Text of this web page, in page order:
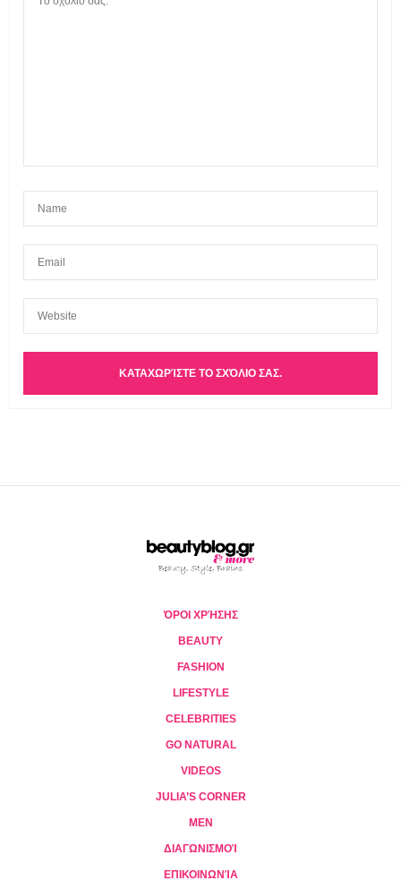
ΌΡΟΙ ΧΡΉΣΗΣ
BEAUTY
FASHION
LIFESTYLE
CELEBRITIES
GO NATURAL
VIDEOS
JULIA’S CORNER
MEN
ΔΙΑΓΩΝΙΣΜΟΊ
ΕΠΙΚΟΙΝΩΝΊΑ